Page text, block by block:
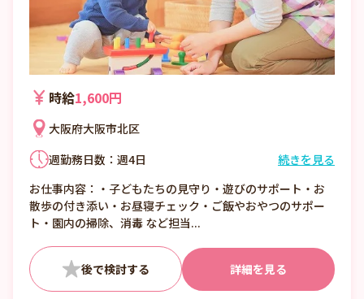
時給1,600円
大阪府大阪市北区
週勤務日数：週4日
②8:00〜17:00 （休憩1:00）
③12:00〜21:00 （休憩1:00）
■日数・曜日・時間帯相談可
■曜日・時間帯は固定可
続きを見る
お仕事内容：・子どもたちの見守り・遊びのサポート・お
散歩の付き添い・お昼寝チェック・ご飯やおやつのサポー
ト・園内の掃除、消毒 など担当...
詳細を見る